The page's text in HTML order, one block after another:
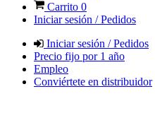
Carrito 0
Iniciar sesión / Pedidos
Iniciar sesión / Pedidos
Precio fijo por 1 año
Empleo
Conviértete en distribuidor